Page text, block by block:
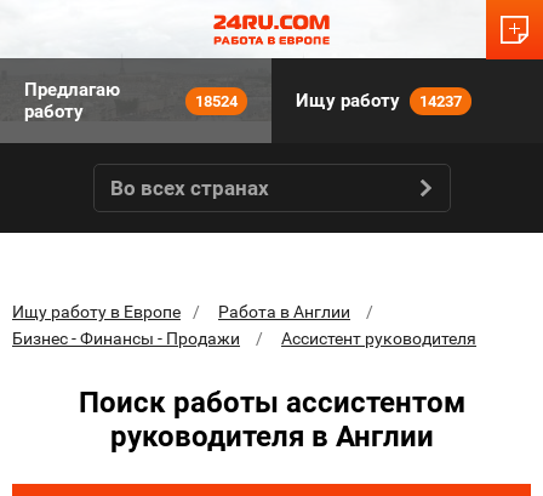
Предлагаю
работу
18524 Ищу работу 14237
Во всех странах
Ищу работу в Европе
Работа в Англии
Бизнес - Финансы - Продажи
Ассистент руководителя
Поиск работы ассистентом
руководителя в Англии